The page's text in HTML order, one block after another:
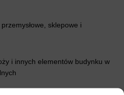
sklepowe i
i innych elementów budynku w